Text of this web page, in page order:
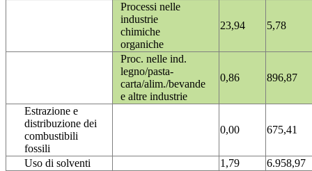
Processi nelle
industrie
chimiche
organiche
23,94 5,78
Proc. nelle ind.
legno/pasta-
carta/alim./bevande
e altre industrie
0,86 896,87
Estrazione e
distribuzione dei
combustibili
fossili
0,00 675,41
Uso di solventi 1,79
6.958,97